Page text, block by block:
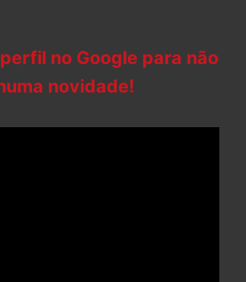
no Google para não
novidade!